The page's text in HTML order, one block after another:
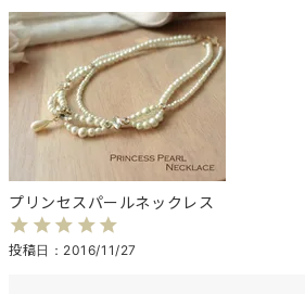
プリンセスパールネックレス
投稿日 2016/11/27